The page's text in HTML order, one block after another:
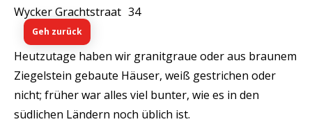
Wycker Grachtstraat 34
Geh zurück
Heutzutage haben wir granitgraue oder aus braunem
Ziegelstein gebaute Häuser, weiß gestrichen oder
nicht; früher war alles viel bunter, wie es in den
südlichen Ländern noch üblich ist.